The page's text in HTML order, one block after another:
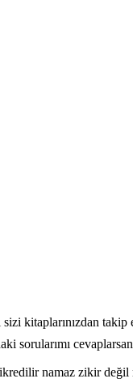
kitaplarınızdan
sorularımı
namaz zikir